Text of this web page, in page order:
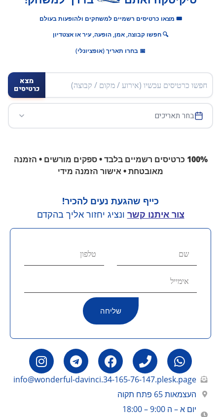
🎟️ מצאו כרטיסים רשמיים למשחקים ולהופעות בעולם
🔍 חפשו קבוצה, אמן, הופעה, עיר או אצטדיון
📅 בחרו תאריך (אופציונלי)
בחר תאריכים
מצא
כרטיסים
100% כרטיסים רשמיים בלבד • ספקים מורשים • הזמנה
מאובטחת • אישור הזמנה מידי
כייף שהגעת נעים להכיר!
צור איתנו קשר ונציג יחזור אליך בהקדם
שליחה
info@wonderful-davinci.34-165-76-147.plesk.page
העצמאות 65 פתח תקוה
יום א – ה 9:00 – 18:00